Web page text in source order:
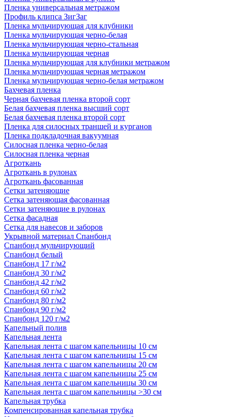
Пленка универсальная метражом
Профиль клипса ЗигЗаг
Пленка мульчирующая для клубники
Пленка мульчирующая черно-белая
Пленка мульчирующая черно-стальная
Пленка мульчирующая черная
Пленка мульчирующая для клубники метражом
Пленка мульчирующая черная метражом
Пленка мульчирующая черно-белая метражом
Бахчевая пленка
Черная бахчевая пленка второй сорт
Белая бахчевая пленка высший сорт
Белая бахчевая пленка второй сорт
Пленка для силосных траншей и курганов
Пленка подкладочная вакуумная
Силосная пленка черно-белая
Силосная пленка черная
Агроткань
Агроткань в рулонах
Агроткань фасованная
Сетки затеняющие
Сетка затеняющая фасованная
Сетки затеняющие в рулонах
Сетка фасадная
Сетка для навесов и заборов
Укрывной материал Спанбонд
Спанбонд мульчирующий
Спанбонд белый
Спанбонд 17 г/м2
Спанбонд 30 г/м2
Спанбонд 42 г/м2
Спанбонд 60 г/м2
Спанбонд 80 г/м2
Спанбонд 90 г/м2
Спанбонд 120 г/м2
Капельный полив
Капельная лента
Капельная лента с шагом капельницы 10 см
Капельная лента с шагом капельницы 15 см
Капельная лента с шагом капельницы 20 см
Капельная лента с шагом капельницы 25 см
Капельная лента с шагом капельницы 30 см
Капельная лента с шагом капельницы >30 см
Капельная трубка
Компенсированная капельная трубка